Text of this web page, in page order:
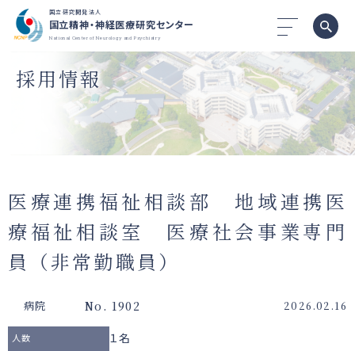
国立研究開発法人
国立精神・神経医療研究センター
National Center of Neurology and Psychiatry
採用情報
医療連携福祉相談部 地域連携医
療福祉相談室 医療社会事業専門
員（非常勤職員）
病院 No. 1902 2026.02.16
人数 １名